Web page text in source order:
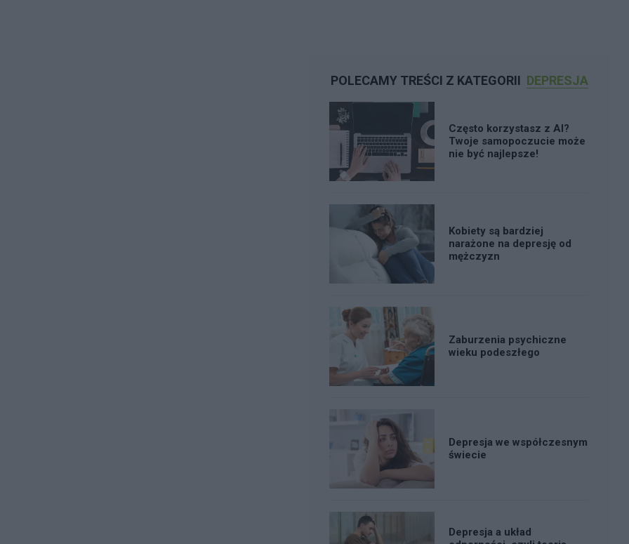
POLECAMY TREŚCI Z KATEGORII DEPRESJA
Często korzystasz z AI?
Twoje samopoczucie może
nie być najlepsze!
Kobiety są bardziej
narażone na depresję od
mężczyzn
Zaburzenia psychiczne
wieku podeszłego
Depresja we współczesnym
świecie
Depresja a układ